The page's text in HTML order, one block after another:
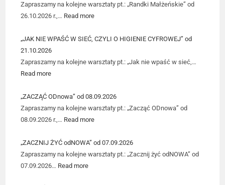
Zapraszamy na kolejne warsztaty pt.: „Randki Małżeńskie” od
26.10.2026 r.,… Read more
„JAK NIE WPAŚĆ W SIEĆ, CZYLI O HIGIENIE CYFROWEJ” od
21.10.2026
Zapraszamy na kolejne warsztaty pt.: „Jak nie wpaść w sieć,…
Read more
„ZACZĄĆ ODnowa” od 08.09.2026
Zapraszamy na kolejne warsztaty pt.: „Zacząć ODnowa” od
08.09.2026 r.,… Read more
„ZACZNIJ ŻYĆ odNOWA” od 07.09.2026
Zapraszamy na kolejne warsztaty pt.: „Zacznij żyć odNOWA” od
07.09.2026… Read more